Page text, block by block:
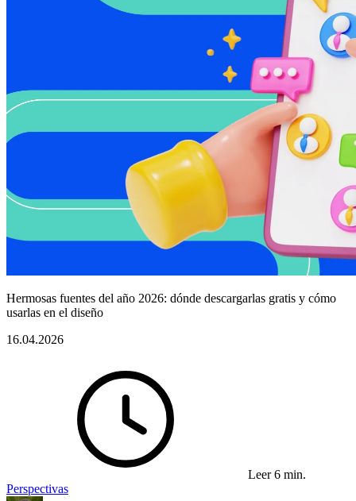
Hermosas fuentes del año 2026: dónde descargarlas gratis y cómo
usarlas en el diseño
16.04.2026
Leer 6 min.
Perspectivas